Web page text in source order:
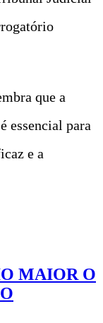
que a
essencial para
e a
MAIOR O